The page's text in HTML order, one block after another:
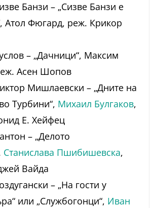
Банзи – „Сизве Банзи е
Атол Фюгард, реж. Крикор
– „Дачници“, Максим
Асен Шопов
Мишлаевски – „Дните на
Турбини“, Михаил Булгаков,
Е. Хейфец
– „Делото
Станислава Пшибишевска,
Вайда
– „На гости у
или „Службогонци“, Иван